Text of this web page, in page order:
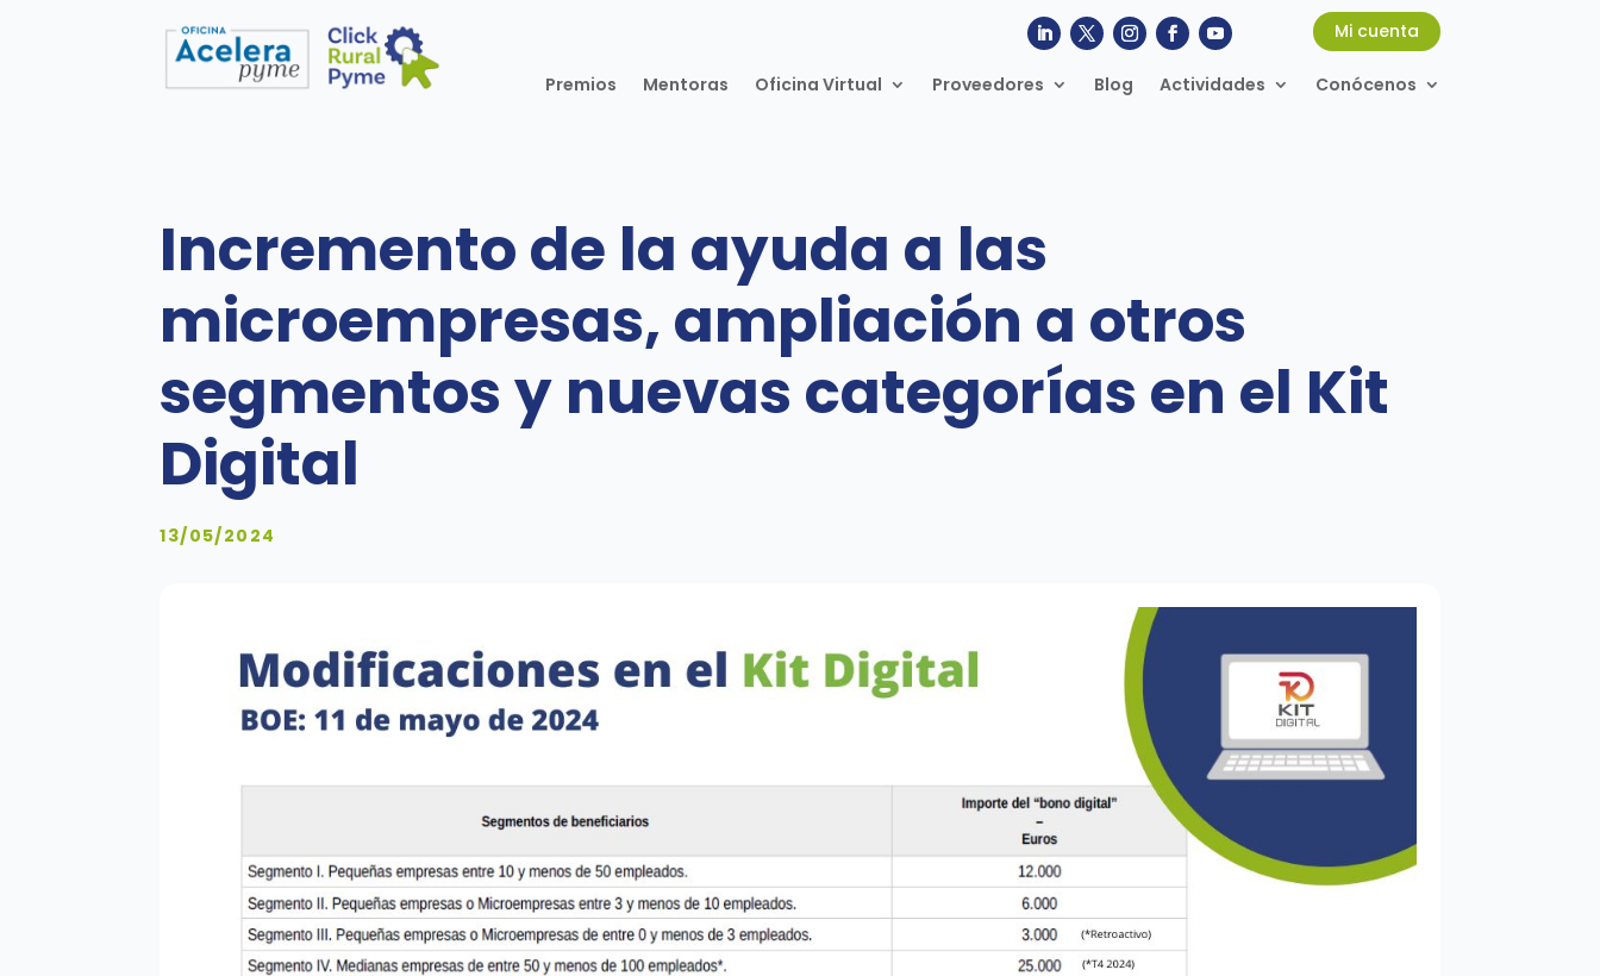
Mi cuenta
Premios Mentoras Oficina Virtual Proveedores Blog Actividades Conócenos
Incremento de la ayuda a las
microempresas, ampliación a otros
segmentos y nuevas categorías en el Kit
Digital
13/05/2024